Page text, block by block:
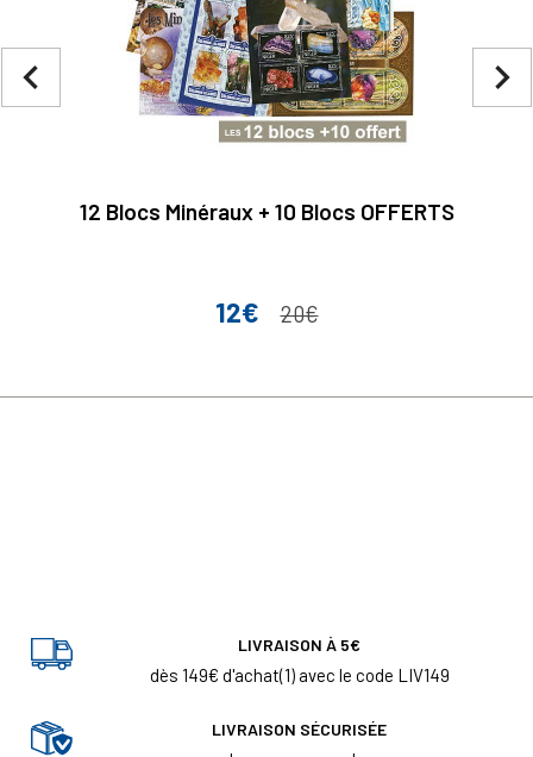
12 Blocs Minéraux + 10 Blocs OFFERTS
Prix
12€ Prix de base
20€
navigate_next
navigate_before
LIVRAISON À 5€
dès 149€ d'achat(1) avec le code LIV149
LIVRAISON SÉCURISÉE